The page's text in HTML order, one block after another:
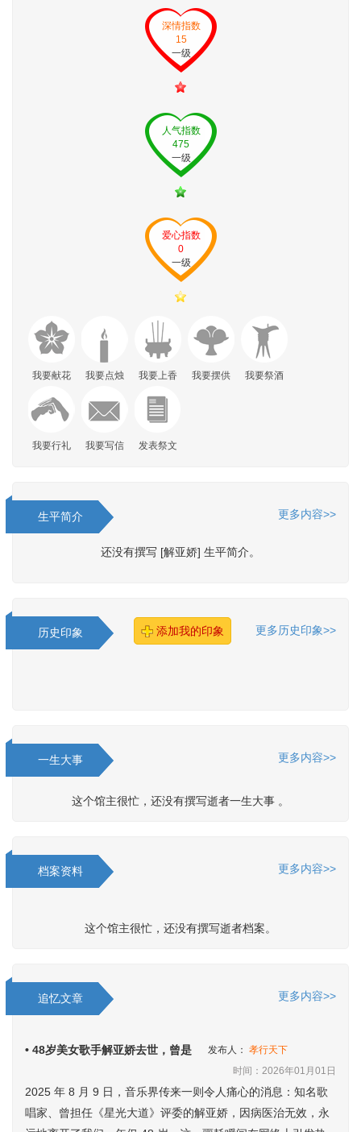
深情指数
15
一级
人气指数
475
一级
爱心指数
0
一级
我要献花 我要点烛 我要上香 我要摆供 我要祭酒
我要行礼 我要写信 发表祭文
生平简介 更多内容>>
还没有撰写 [解亚娇] 生平简介。
历史印象 添加我的印象 更多历史印象>>
一生大事 更多内容>>
这个馆主很忙，还没有撰写逝者一生大事 。
档案资料 更多内容>>
这个馆主很忙，还没有撰写逝者档案。
追忆文章 更多内容>>
• 48岁美女歌手解亚娇去世，曾是 发布人： 孝行天下
时间：2026年01月01日
2025 年 8 月 9 日，音乐界传来一则令人痛心的消息：知名歌
唱家、曾担任《星光大道》评委的解亚娇，因病医治无效，永